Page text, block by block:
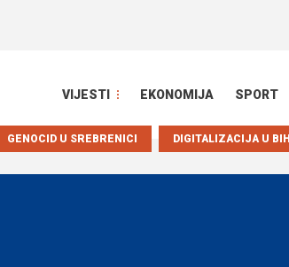
VIJESTI EKONOMIJA SPORT
DIGITALIZACIJA U BIH
GENOCID U SREBRENICI